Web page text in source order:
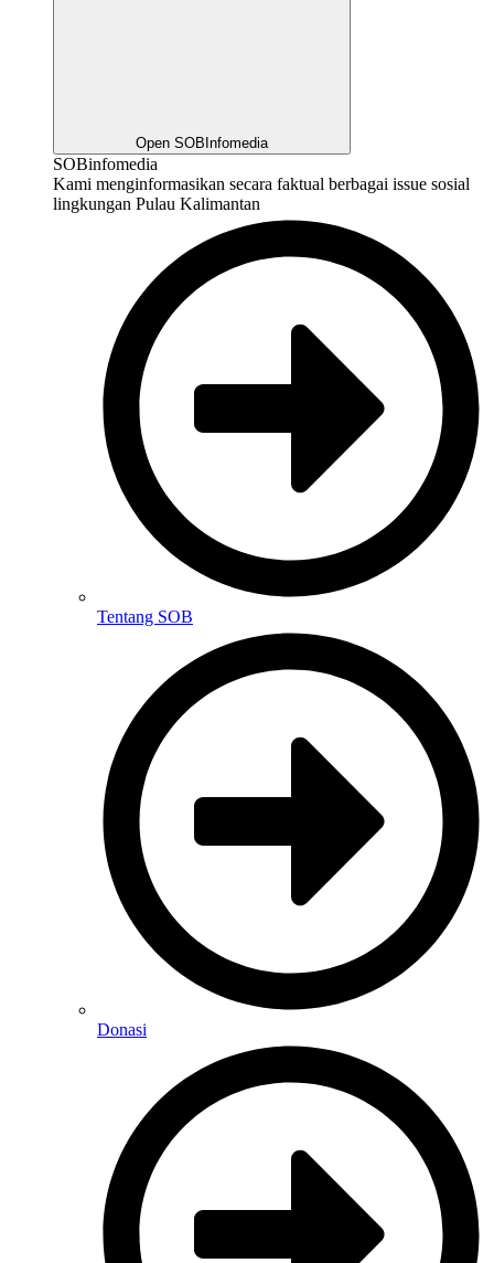
Open SOBInfomedia
SOBinfomedia
Kami menginformasikan secara faktual berbagai issue sosial
lingkungan Pulau Kalimantan
Tentang SOB
Donasi